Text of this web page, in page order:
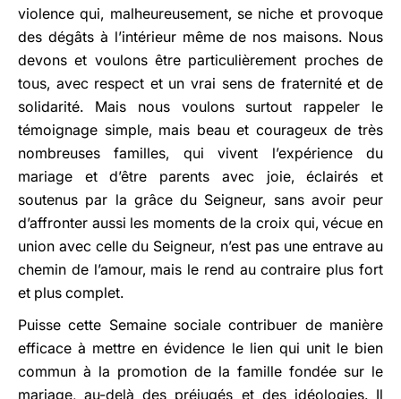
violence qui, malheureusement, se niche et provoque
des dégâts à l’intérieur même de nos maisons. Nous
devons et voulons être particulièrement proches de
tous, avec respect et un vrai sens de fraternité et de
solidarité. Mais nous voulons surtout rappeler le
témoignage simple, mais beau et courageux de très
nombreuses familles, qui vivent l’expérience du
mariage et d’être parents avec joie, éclairés et
soutenus par la grâce du Seigneur, sans avoir peur
d’affronter aussi les moments de la croix qui, vécue en
union avec celle du Seigneur, n’est pas une entrave au
chemin de l’amour, mais le rend au contraire plus fort
et plus complet.
Puisse cette Semaine sociale contribuer de manière
efficace à mettre en évidence le lien qui unit le bien
commun à la promotion de la famille fondée sur le
mariage, au-delà des préjugés et des idéologies. Il